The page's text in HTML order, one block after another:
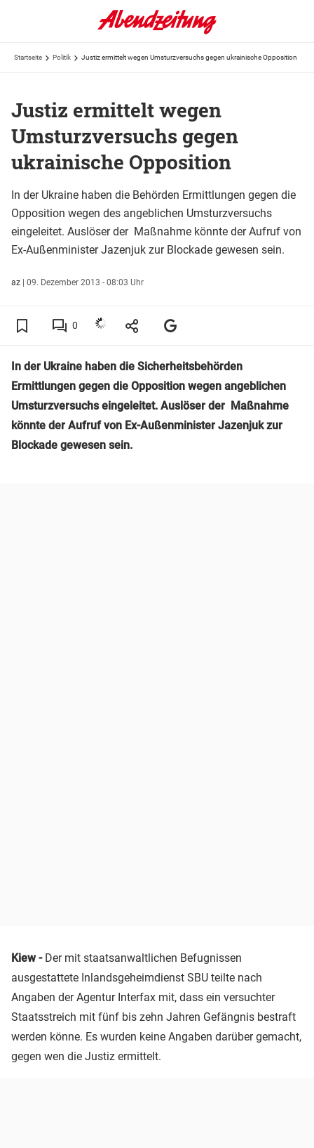
Startseite Politik Justiz ermittelt wegen Umsturzversuchs gegen ukrainische Opposition
Justiz ermittelt wegen
Umsturzversuchs gegen
ukrainische Opposition
In der Ukraine haben die Behörden Ermittlungen gegen die
Opposition wegen des angeblichen Umsturzversuchs
eingeleitet. Auslöser der Maßnahme könnte der Aufruf von
Ex-Außenminister Jazenjuk zur Blockade gewesen sein.
az | 09. Dezember 2013 - 08:03 Uhr
0
In der Ukraine haben die Sicherheitsbehörden
Ermittlungen gegen die Opposition wegen angeblichen
Umsturzversuchs eingeleitet. Auslöser der Maßnahme
könnte der Aufruf von Ex-Außenminister Jazenjuk zur
Blockade gewesen sein.
Kiew - Der mit staatsanwaltlichen Befugnissen
ausgestattete Inlandsgeheimdienst SBU teilte nach
Angaben der Agentur Interfax mit, dass ein versuchter
Staatsstreich mit fünf bis zehn Jahren Gefängnis bestraft
werden könne. Es wurden keine Angaben darüber gemacht,
gegen wen die Justiz ermittelt.